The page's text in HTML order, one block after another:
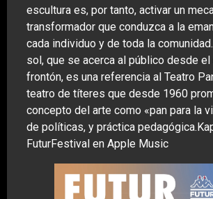
escultura es, por tanto, activar un
transformador que conduzca a la
cada individuo y de toda la
sol, que se acerca al público desde
frontón, es una referencia al Teatro
teatro de títeres que desde 1960
concepto del arte como «pan para la
de políticas, y práctica
FuturFestival en Apple Music